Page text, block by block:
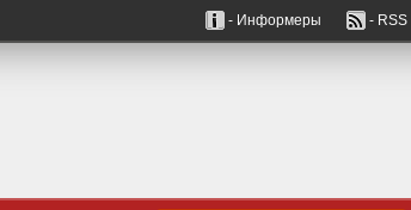
- Информеры - RSS